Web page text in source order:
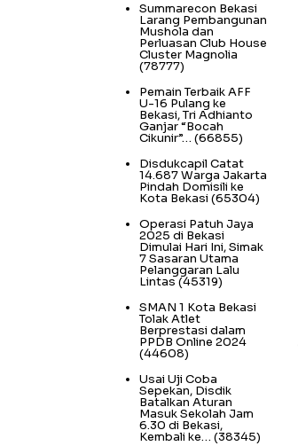
Summarecon Bekasi
Larang Pembangunan
Mushola dan
Perluasan Club House
Cluster Magnolia
(78777)
Pemain Terbaik AFF
U-16 Pulang ke
Bekasi, Tri Adhianto
Ganjar “Bocah
Cikunir”… (66855)
Disdukcapil Catat
14.687 Warga Jakarta
Pindah Domisili ke
Kota Bekasi (65304)
Operasi Patuh Jaya
2025 di Bekasi
Dimulai Hari Ini, Simak
7 Sasaran Utama
Pelanggaran Lalu
Lintas(45319)
SMAN 1 Kota Bekasi
Tolak Atlet
Berprestasi dalam
PPDB Online 2024
(44608)
Usai Uji Coba
Sepekan, Disdik
Batalkan Aturan
Masuk Sekolah Jam
6.30 di Bekasi,
Kembali ke… (38345)